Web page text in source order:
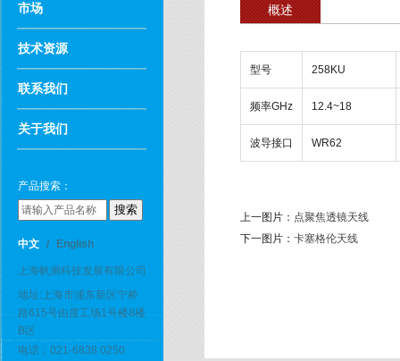
市场
技术资源
联系我们
关于我们
产品搜索：
中文 / English
上海帆测科技发展有限公司
地址:上海市浦东新区宁桥
路615号由度工场1号楼8楼
B区
电话：021-6838 0250
概述
型号 258KU
频率GHz 12.4~18
波导接口 WR62
上一图片： 点聚焦透镜天线
下一图片： 卡塞格伦天线